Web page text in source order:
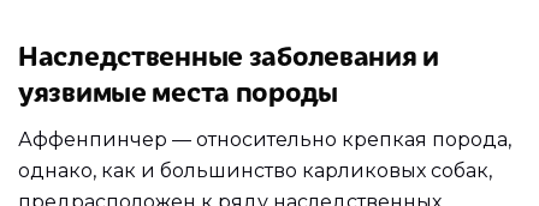
Наследственные заболевания и
уязвимые места породы
Аффенпинчер — относительно крепкая порода,
однако, как и большинство карликовых собак,